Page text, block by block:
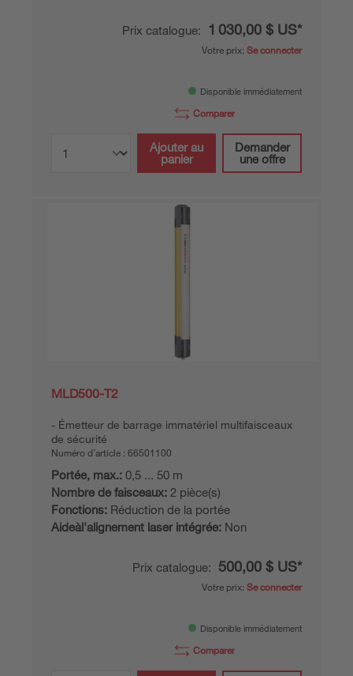
Prix catalogue: 1 030,00 $ US*
Votre prix: Se connecter
Disponible immédiatement
Comparer
Ajouter au
panier
Demander
une offre
MLD500-T2
Émetteur de barrage immatériel multifaisceaux
de sécurité
Numéro d’article : 66501100
Portée, max.: 0,5 ... 50 m
Nombre de faisceaux: 2 pièce(s)
Fonctions: Réduction de la portée
Aideàl'alignement laser intégrée: Non
Prix catalogue: 500,00 $ US*
Votre prix: Se connecter
Disponible immédiatement
Comparer